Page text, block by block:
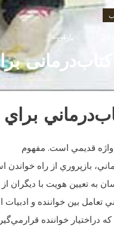
باران
کتاب‌درمانی
قديمي است. مفهوم
بازپروري از راه خواندن
به تعيين هويت با ديگران از
تعامل بين خواننده و
دراختيار خواننده